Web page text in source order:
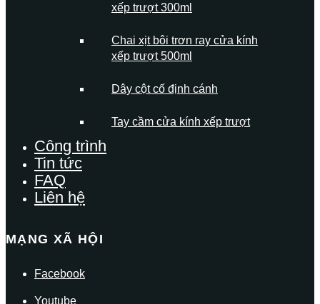
xếp trượt 300ml
Chai xịt bôi trơn ray cửa kính
xếp trượt 500ml
Dây cột cố định cánh
Tay cầm cửa kính xếp trượt
Công trình
Tin tức
FAQ
Liên hệ
MẠNG XÃ HỘI
Facebook
Youtube